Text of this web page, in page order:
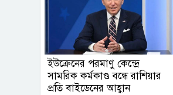
ইউক্রেনের পরমাণু কেন্দ্রে
সামরিক কর্মকাণ্ড বন্ধে রাশিয়ার
প্রতি বাইডেনের আহ্বান